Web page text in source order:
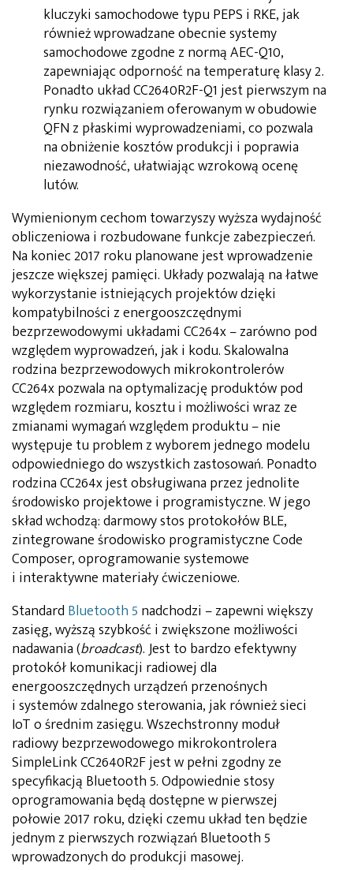
kluczyki samochodowe typu PEPS i RKE, jak
również wprowadzane obecnie systemy
samochodowe zgodne z normą AEC-Q10,
zapewniając odporność na temperaturę klasy 2.
Ponadto układ CC2640R2F-Q1 jest pierwszym na
rynku rozwiązaniem oferowanym w obudowie
QFN z płaskimi wyprowadzeniami, co pozwala
na obniżenie kosztów produkcji i poprawia
niezawodność, ułatwiając wzrokową ocenę
lutów.
Wymienionym cechom towarzyszy wyższa wydajność
obliczeniowa i rozbudowane funkcje zabezpieczeń.
Na koniec 2017 roku planowane jest wprowadzenie
jeszcze większej pamięci. Układy pozwalają na łatwe
wykorzystanie istniejących projektów dzięki
kompatybilności z energooszczędnymi
bezprzewodowymi układami CC264x – zarówno pod
względem wyprowadzeń, jak i kodu. Skalowalna
rodzina bezprzewodowych mikrokontrolerów
CC264x pozwala na optymalizację produktów pod
względem rozmiaru, kosztu i możliwości wraz ze
zmianami wymagań względem produktu – nie
występuje tu problem z wyborem jednego modelu
odpowiedniego do wszystkich zastosowań. Ponadto
rodzina CC264x jest obsługiwana przez jednolite
środowisko projektowe i programistyczne. W jego
skład wchodzą: darmowy stos protokołów BLE,
zintegrowane środowisko programistyczne Code
Composer, oprogramowanie systemowe
i interaktywne materiały ćwiczeniowe.
Standard Bluetooth 5 nadchodzi – zapewni większy
zasięg, wyższą szybkość i zwiększone możliwości
nadawania (broadcast). Jest to bardzo efektywny
protokół komunikacji radiowej dla
energooszczędnych urządzeń przenośnych
i systemów zdalnego sterowania, jak również sieci
IoT o średnim zasięgu. Wszechstronny moduł
radiowy bezprzewodowego mikrokontrolera
SimpleLink CC2640R2F jest w pełni zgodny ze
specyfikacją Bluetooth 5. Odpowiednie stosy
oprogramowania będą dostępne w pierwszej
połowie 2017 roku, dzięki czemu układ ten będzie
jednym z pierwszych rozwiązań Bluetooth 5
wprowadzonych do produkcji masowej.